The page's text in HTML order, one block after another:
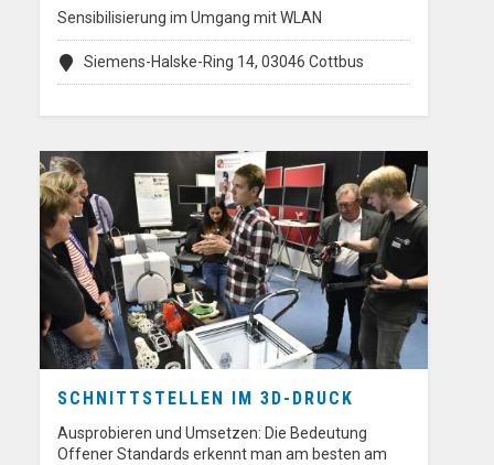
Sensibilisierung im Umgang mit WLAN
Siemens-Halske-Ring 14, 03046 Cottbus
SCHNITTSTELLEN IM 3D-DRUCK
Ausprobieren und Umsetzen: Die Bedeutung
Offener Standards erkennt man am besten am